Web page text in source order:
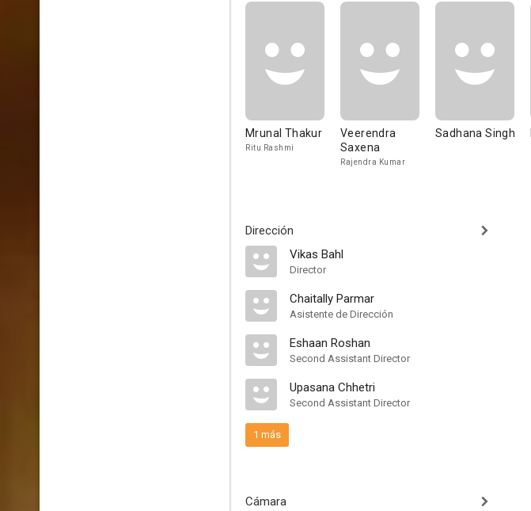
Mrunal Thakur
Ritu Rashmi
Veerendra
Saxena
Rajendra Kumar
Sadhana Singh
Dirección
Vikas Bahl
Director
Chaitally Parmar
Asistente de Dirección
Eshaan Roshan
Second Assistant Director
Upasana Chhetri
Second Assistant Director
1 más
Cámara